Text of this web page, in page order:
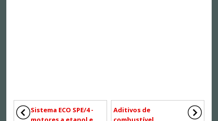
Sistema ECO SPE/4 -
Aditivos de